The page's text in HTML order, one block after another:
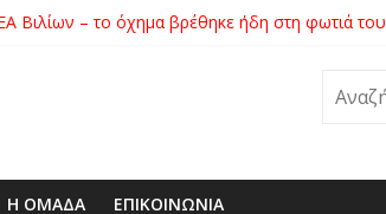
– το όχημα βρέθηκε ήδη στη φωτιά
στην ελληνική αγορά
Η ΟΜΑΔΑ ΕΠΙΚΟΙΝΩΝΙΑ